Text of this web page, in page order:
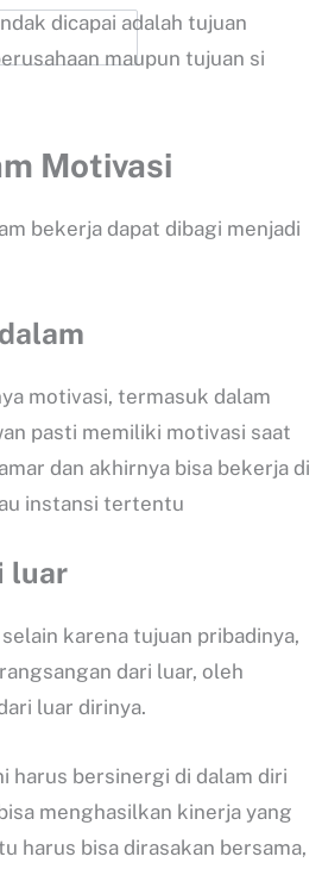
dicapai adalah tujuan
maupun tujuan si
Motivasi
bekerja dapat dibagi menjadi
motivasi, termasuk dalam
pasti memiliki motivasi saat
dan akhirnya bisa bekerja di
instansi tertentu
luar
karena tujuan pribadinya,
dari luar, oleh
luar dirinya.
harus bersinergi di dalam diri
menghasilkan kinerja yang
harus bisa dirasakan bersama,